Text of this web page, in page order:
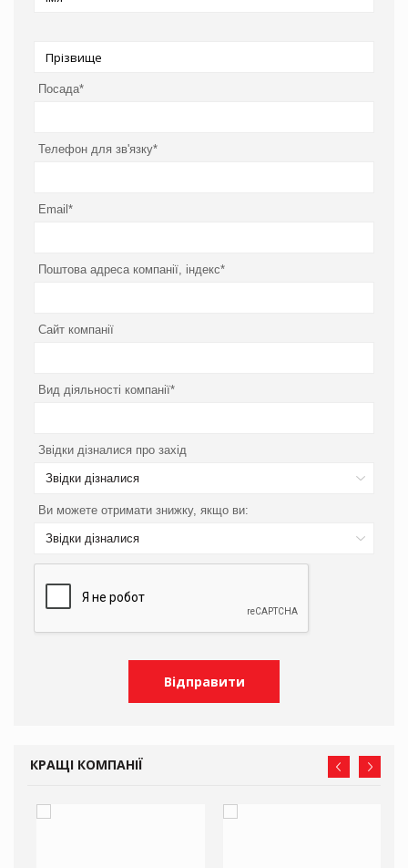
Посада*
Телефон для зв'язку*
Email*
Поштова адреса компанії, індекс*
Сайт компанії
Вид діяльності компанії*
Звідки дізналися про захід
Звідки дізналися
Ви можете отримати знижку, якщо ви:
Звідки дізналися
КРАЩІ КОМПАНІЇ